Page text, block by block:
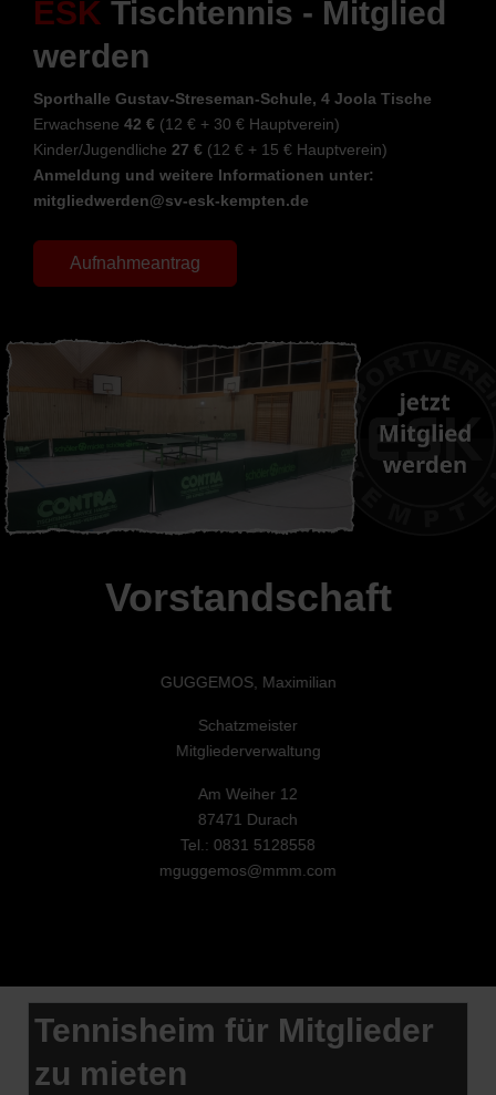
ESK Tischtennis - Mitglied
werden
Sporthalle Gustav-Streseman-Schule, 4 Joola Tische
Erwachsene 42 € (12 € + 30 € Hauptverein)
Kinder/Jugendliche 27 € (12 € + 15 € Hauptverein)
Anmeldung und weitere Informationen unter:
mitgliedwerden@sv-esk-kempten.de
Aufnahmeantrag
Vorstandschaft
GUGGEMOS, Maximilian
Schatzmeister
Mitgliederverwaltung
Am Weiher 12
87471 Durach
Tel.: 0831 5128558
mguggemos@mmm.com
Tennisheim für Mitglieder
zu mieten